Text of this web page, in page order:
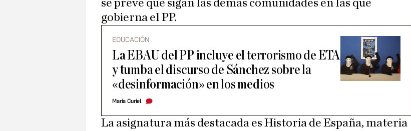
se prevé que sigan las demás comunidades en las que
gobierna el PP.
EDUCACIÓN
La EBAU del PP incluye el terrorismo de ETA
y tumba el discurso de Sánchez sobre la
«desinformación» en los medios
María Curiel
La asignatura más destacada es Historia de España, materia